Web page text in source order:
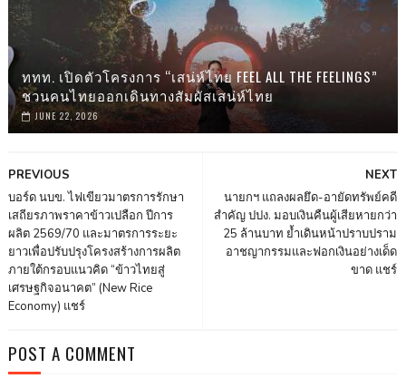
ททท. เปิดตัวโครงการ “เสน่ห์ไทย FEEL ALL THE FEELINGS”
ชวนคนไทยออกเดินทางสัมผัสเสน่ห์ไทย
JUNE 22, 2026
NEXT
นายกฯ แถลงผลยึด-อายัดทรัพย์คดี
สำคัญ ปปง. มอบเงินคืนผู้เสียหายกว่า
25 ล้านบาท ย้ำเดินหน้าปราบปราม
อาชญากรรมและฟอกเงินอย่างเด็ด
ขาด แชร์
PREVIOUS
บอร์ด นบข. ไฟเขียวมาตรการรักษา
เสถียรภาพราคาข้าวเปลือก ปีการ
ผลิต 2569/70 และมาตรการระยะ
ยาวเพื่อปรับปรุงโครงสร้างการผลิต
ภายใต้กรอบแนวคิด “ข้าวไทยสู่
เศรษฐกิจอนาคต” (New Rice
Economy) แชร์
POST A COMMENT